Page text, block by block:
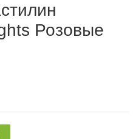
Розовые